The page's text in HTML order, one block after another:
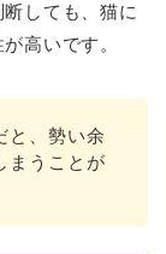
しても、猫に
高いです。
と、勢い余
まうことが